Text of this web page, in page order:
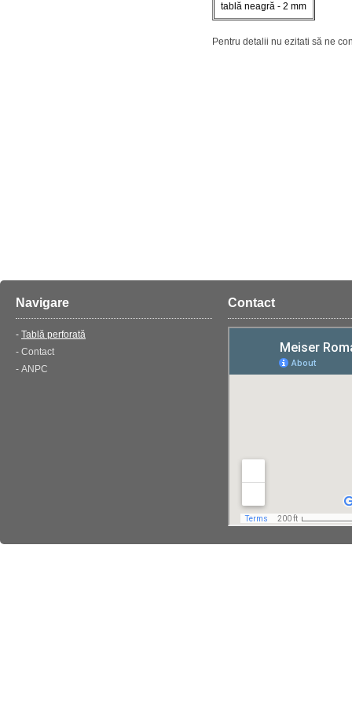
tablă neagră - 2 mm
Pentru detalii nu ezitati să ne
Navigare
Tablă perforată
Contact
ANPC
Contact